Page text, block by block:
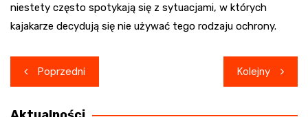
niestety często spotykają się z sytuacjami, w których
kajakarze decydują się nie używać tego rodzaju ochrony.
Nawigacja
wpisu
Poprzedni Kolejny